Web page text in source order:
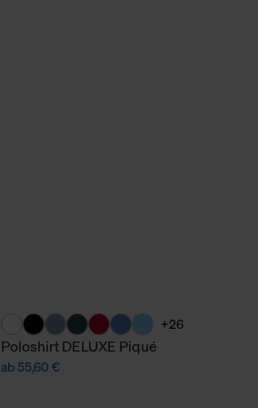
+26
Poloshirt DELUXE Piqué
ab 55,60 €